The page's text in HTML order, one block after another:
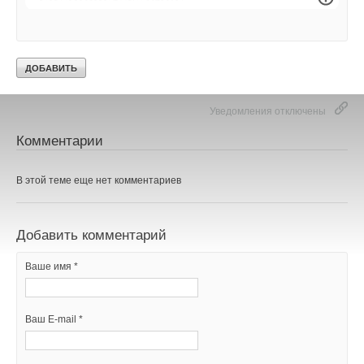
Уведомления отключены
Комментарии
В этой теме еще нет комментариев
Добавить комментарий
Ваше имя *
Ваш E-mail *